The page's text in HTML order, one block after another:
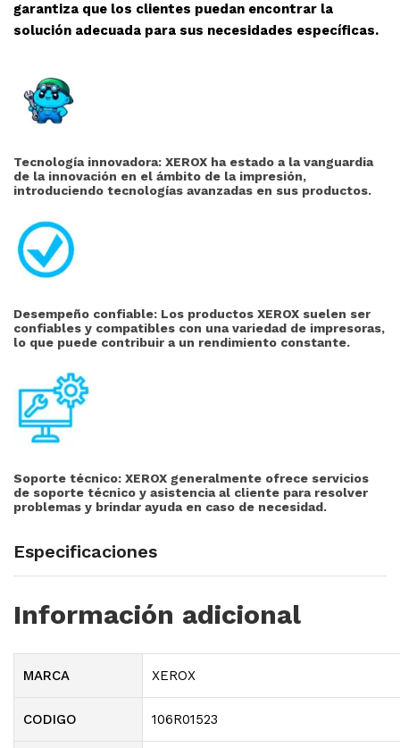
garantiza que los clientes puedan encontrar la
solución adecuada para sus necesidades específicas.
Tecnología innovadora: XEROX ha estado a la vanguardia
de la innovación en el ámbito de la impresión,
introduciendo tecnologías avanzadas en sus productos.
Desempeño confiable: Los productos XEROX suelen ser
confiables y compatibles con una variedad de impresoras,
lo que puede contribuir a un rendimiento constante.
Soporte técnico: XEROX generalmente ofrece servicios
de soporte técnico y asistencia al cliente para resolver
problemas y brindar ayuda en caso de necesidad.
Especificaciones
Información adicional
MARCA XEROX
CODIGO 106R01523